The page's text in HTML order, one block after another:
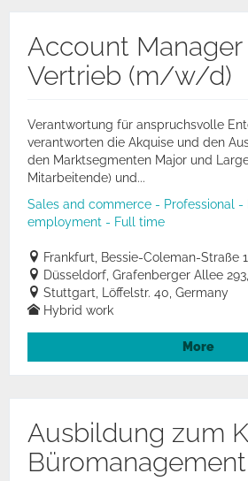
Account Manager
Vertrieb (m/w/d)
Verantwortung für anspruchsvolle
verantworten die Akquise und den
den Marktsegmenten Major und
Mitarbeitende) und...
Sales and commerce - Professional -
employment - Full time
Frankfurt, Bessie-Coleman-Straße
Düsseldorf, Grafenberger Allee
Stuttgart, Löffelstr. 40, Germany
Hybrid work
More
Ausbildung zum